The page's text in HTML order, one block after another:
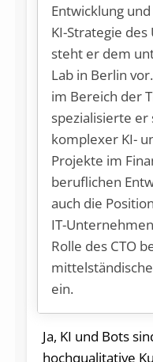
Entwicklung
KI-Strategie
steht er dem
Lab in Berlin
im Bereich der
spezialisierte er
komplexer KI-
Projekte im
beruflichen
auch die
IT-
Rolle des CTO
ein.
Ja, KI und Bots
hochqualitative